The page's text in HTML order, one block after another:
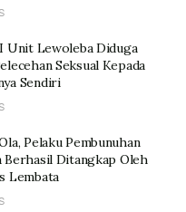
Unit Lewoleba Diduga
Seksual Kepada
Sendiri
Pelaku Pembunuhan
Berhasil Ditangkap Oleh
Lembata